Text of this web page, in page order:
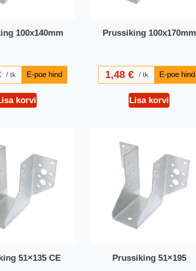
100x140mm
tk
korvi
Prussiking 100x170mm
1,48€ tk
Lisa korvi
51×135 CE Prussiking 51×195